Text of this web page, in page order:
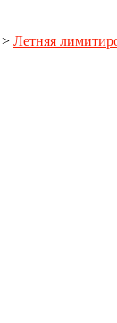
> Летняя